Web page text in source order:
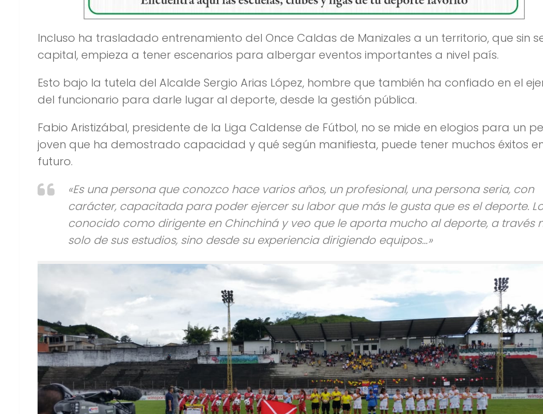
Incluso ha trasladado entrenamiento del Once Caldas de Manizales a un territorio, que sin
capital, empieza a tener escenarios para albergar eventos importantes a nivel país.
Esto bajo la tutela del Alcalde Sergio Arias López, hombre que también ha confiado en el
del funcionario para darle lugar al deporte, desde la gestión pública.
Fabio Aristizábal, presidente de la Liga Caldense de Fútbol, no se mide en elogios para un
joven que ha demostrado capacidad y qué según manifiesta, puede tener muchos éxitos
futuro.
«Es una persona que conozco hace varios años, un profesional, una persona seria, con
carácter, capacitada para poder ejercer su labor que más le gusta que es el deporte.
conocido como dirigente en Chinchiná y veo que le aporta mucho al deporte, a través
solo de sus estudios, sino desde su experiencia dirigiendo equipos…»